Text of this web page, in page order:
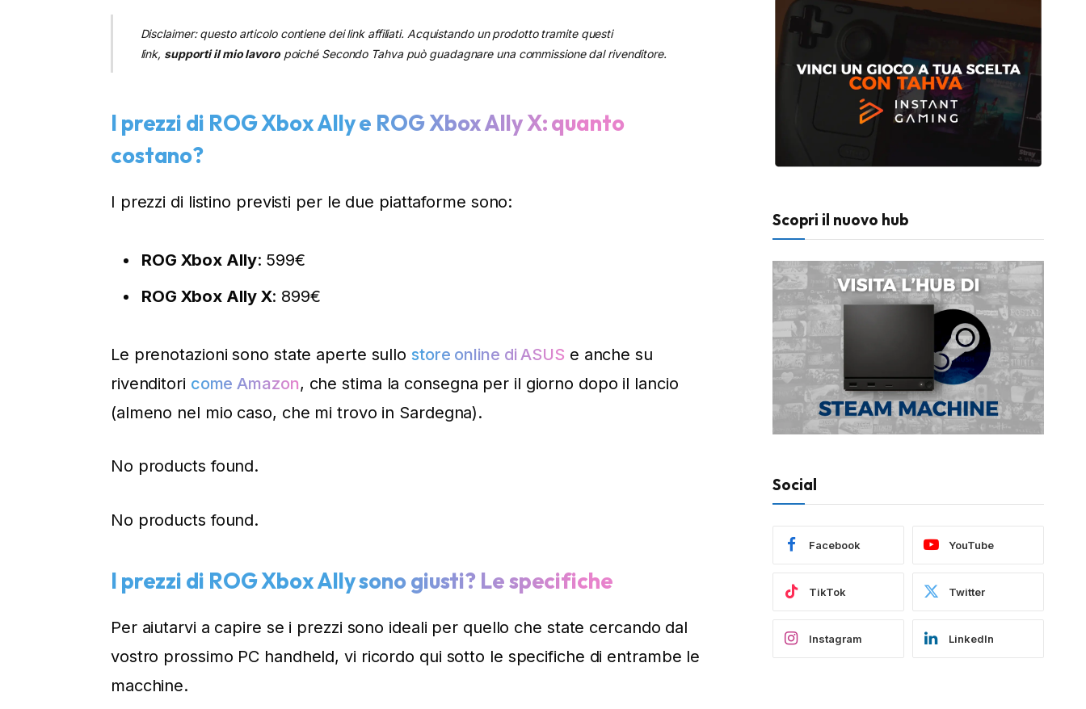
Disclaimer: questo articolo contiene dei link affiliati. Acquistando un prodotto tramite questi
link, supporti il mio lavoropoiché Secondo Tahva può guadagnare una commissione dal rivenditore.
I prezzi di ROG Xbox Ally e ROG Xbox Ally X: quanto
costano?
I prezzi di listino previsti per le due piattaforme sono:
ROG Xbox Ally: 599€
ROG Xbox Ally X: 899€
Le prenotazioni sono state aperte sullo store online di ASUS e anche su
rivenditori come Amazon, che stima la consegna per il giorno dopo il lancio
(almeno nel mio caso, che mi trovo in Sardegna).
No products found.
No products found.
I prezzi di ROG Xbox Ally sono giusti? Le specifiche
Per aiutarvi a capire se i prezzi sono ideali per quello che state cercando dal
vostro prossimo PC handheld, vi ricordo qui sotto le specifiche di entrambe le
macchine.
Scopri il nuovo hub
Social
Facebook YouTube
TikTok Twitter
Instagram LinkedIn